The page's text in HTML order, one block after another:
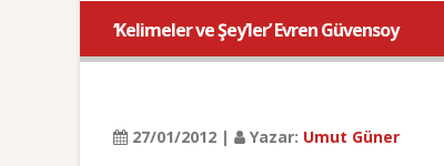
‘Kelimeler ve Şey’ler’ Evren Güvensoy
27/01/2012 | Yazar: Umut Güner